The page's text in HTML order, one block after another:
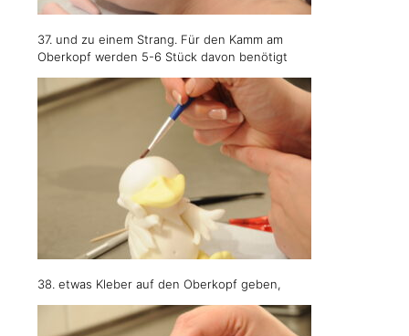
37. und zu einem Strang. Für den Kamm am
Oberkopf werden 5-6 Stück davon benötigt
38. etwas Kleber auf den Oberkopf geben,